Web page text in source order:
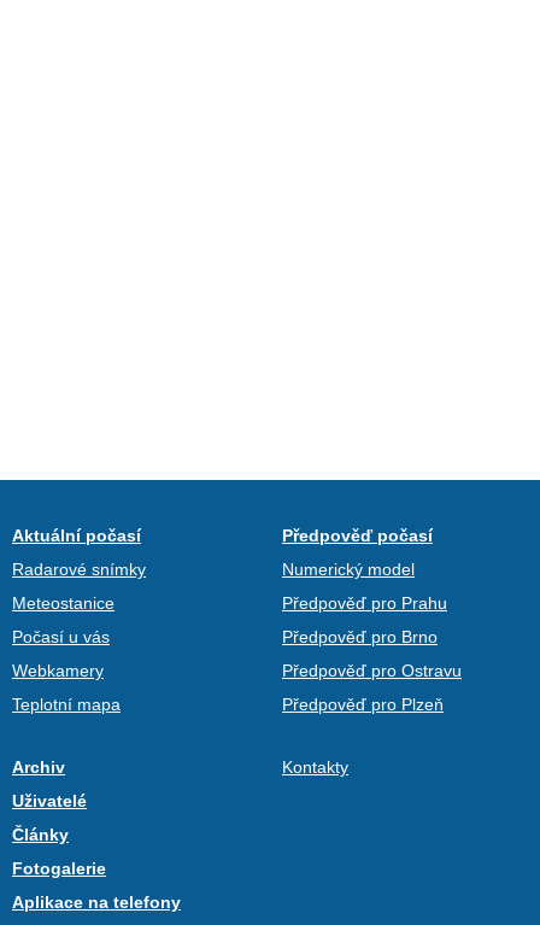
Aktuální počasí
Radarové snímky
Meteostanice
Počasí u vás
Webkamery
Teplotní mapa
Předpověď počasí
Numerický model
Předpověď pro Prahu
Předpověď pro Brno
Předpověď pro Ostravu
Předpověď pro Plzeň
Archiv
Uživatelé
Články
Fotogalerie
Aplikace na telefony
Kontakty